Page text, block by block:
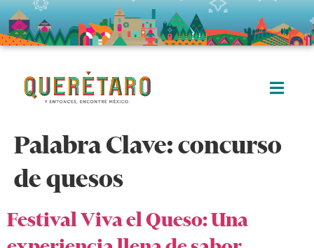
Palabra Clave:concurso
de quesos
Festival Viva el Queso: Una